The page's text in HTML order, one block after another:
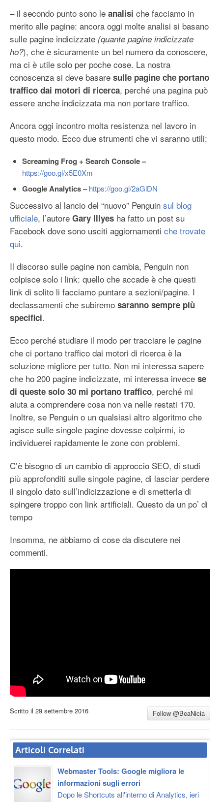
– il secondo punto sono le analisi che facciamo in
merito alle pagine: ancora oggi molte analisi si basano
sulle pagine indicizzate (quante pagine indicizzate
ho?), che è sicuramente un bel numero da conoscere,
ma ci è utile solo per poche cose. La nostra
conoscenza si deve basare sulle pagine che portano
traffico dai motori di ricerca, perché una pagina può
essere anche indicizzata ma non portare traffico.
Ancora oggi incontro molta resistenza nel lavoro in
questo modo. Ecco due strumenti che vi saranno utili:
Screaming Frog + Search Console –
https://goo.gl/x5E0Xm
Google Analytics – https://goo.gl/2aGlDN
Successivo al lancio del “nuovo” Penguin sul blog
ufficiale, l’autore Gary Illyes ha fatto un post su
Facebook dove sono usciti aggiornamenti che trovate
qui.
Il discorso sulle pagine non cambia, Penguin non
colpisce solo i link: quello che accade è che questi
link di solito li facciamo puntare a sezioni/pagine. I
declassamenti che subiremo saranno sempre più
specifici.
Ecco perché studiare il modo per tracciare le pagine
che ci portano traffico dai motori di ricerca è la
soluzione migliore per tutto. Non mi interessa sapere
che ho 200 pagine indicizzate, mi interessa invece se
di queste solo 30 mi portano traffico, perché mi
aiuta a comprendere cosa non va nelle restati 170.
Inoltre, se Penguin o un qualsiasi altro algoritmo che
agisce sulle singole pagine dovesse colpirmi, io
individuerei rapidamente le zone con problemi.
C’è bisogno di un cambio di approccio SEO, di studi
più approfonditi sulle singole pagine, di lasciar perdere
il singolo dato sull’indicizzazione e di smetterla di
spingere troppo con link artificiali. Questo da un po’ di
tempo
Insomma, ne abbiamo di cose da discutere nei
commenti.
Scritto il 29 settembre 2016 Follow @BeaNicia
Articoli Correlati
Webmaster Tools: Google migliora le
informazioni sugli errori
Dopo le Shortcuts all'interno di Analytics, ieri